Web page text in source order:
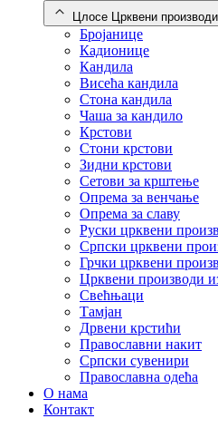
Цлосе Црквени производи
Бројанице
Кадионице
Кандила
Висећа кандила
Стона кандила
Чаша за кандило
Крстови
Стони крстови
Зидни крстови
Сетови за крштење
Опрема за венчање
Опрема за славу
Руски црквени
Српски црквени
Грчки црквени
Црквени производи
Свећњаци
Тамјан
Дрвени крстићи
Православни накит
Српски сувенири
Православна одећа
О нама
Контакт